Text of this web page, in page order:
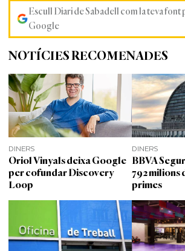
Escull Diari de Sabadell com la teva font
Google
NOTÍCIES RECOMENADES
DINERS
Oriol Vinyals deixa Google
per cofundar Discovery
Loop
DINERS
BBVA
792 milions
primes